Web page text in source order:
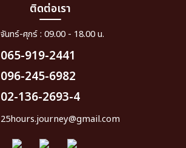
ติดต่อเรา
จันทร์-ศุกร์ : 09.00 - 18.00 น.
065-919-2441
096-245-6982
02-136-2693-4
25hours.journey@gmail.com